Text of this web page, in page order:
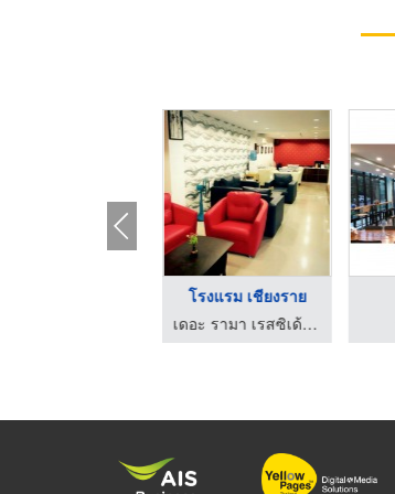
โรงแรม เชียงราย
เดอะ รามา เรสซิเด้นท์